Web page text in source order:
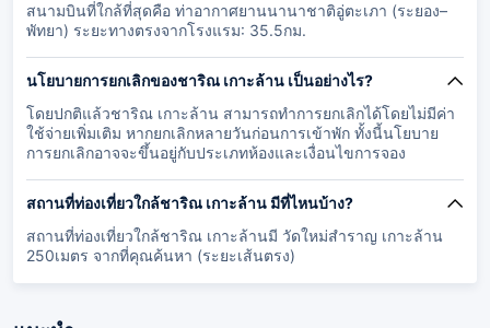
สนามบินที่ใกล้ที่สุดคือ ท่าอากาศยานนานาชาติอู่ตะเภา (ระยอง–
พัทยา) ระยะทางตรงจากโรงแรม: 35.5กม.
นโยบายการยกเลิกของชาริณ เกาะล้าน เป็นอย่างไร?
โดยปกติแล้วชาริณ เกาะล้าน สามารถทำการยกเลิกได้โดยไม่มีค่า
ใช้จ่ายเพิ่มเติม หากยกเลิกหลายวันก่อนการเข้าพัก ทั้งนี้นโยบาย
การยกเลิกอาจจะขึ้นอยู่กับประเภทห้องและเงื่อนไขการจอง
สถานที่ท่องเที่ยวใกล้ชาริณ เกาะล้าน มีที่ไหนบ้าง?
สถานที่ท่องเที่ยวใกล้ชาริณ เกาะล้านมี วัดใหม่สำราญ เกาะล้าน
250เมตร จากที่คุณค้นหา (ระยะเส้นตรง)